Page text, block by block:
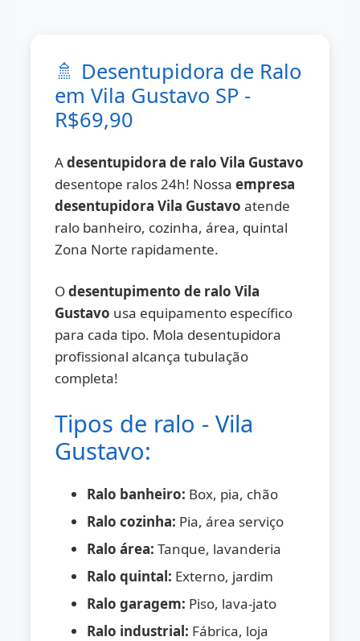
🚿 Desentupidora de Ralo
em Vila Gustavo SP -
R$69,90
Adesentupidora de ralo Vila Gustavo
desentope ralos 24h! Nossaempresa
desentupidora Vila Gustavo atende
ralo banheiro, cozinha, área, quintal
Zona Norte rapidamente.
Odesentupimento de ralo Vila
Gustavo usa equipamento específico
para cada tipo. Mola desentupidora
profissional alcança tubulação
completa!
Tipos de ralo - Vila
Gustavo:
Ralo banheiro: Box, pia, chão
Ralo cozinha: Pia, área serviço
Ralo área: Tanque, lavanderia
Ralo quintal: Externo, jardim
Ralo garagem: Piso, lava-jato
Ralo industrial: Fábrica, loja